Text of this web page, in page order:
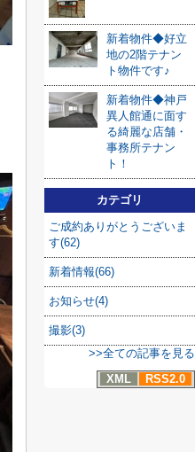
新着物件◆好立
地の2階テナン
ト物件です♪
新着物件◆神戸
異人館通に面す
る綺麗な店舗・
事務所テナン
ト！
カテゴリ
ご成約ありがとうございま
す(62)
新着情報(66)
お知らせ(4)
撮影(3)
>>全ての記事を見る
XML
RSS2.0